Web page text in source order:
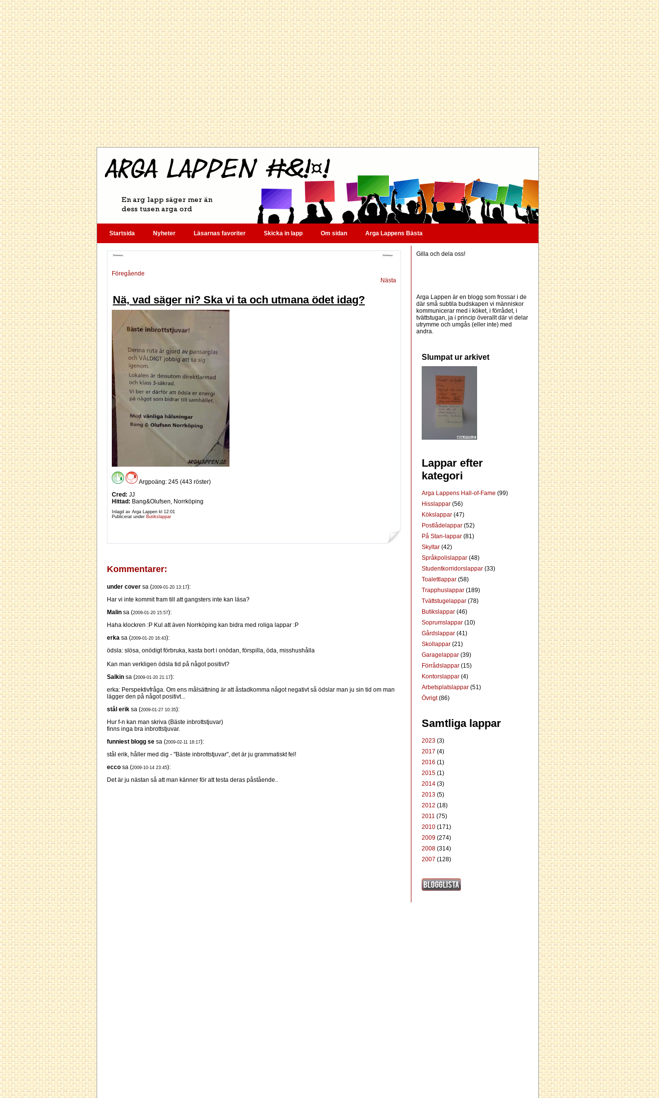
Startsida Nyheter Läsarnas favoriter Skicka in lapp Om sidan Arga Lappens Bästa
Föregående
Nästa
Nä, vad säger ni? Ska vi ta och utmana ödet idag?
Argpoäng: 245 (443 röster)
Cred: JJ
Hittad: Bang&Olufsen, Norrköping
Inlagd av Arga Lappen kl 12:01
Publicerat under Butikslappar
Kommentarer:
under cover sa (2009-01-20 13:17):
Har vi inte kommit fram till att gangsters inte kan läsa?
Malin sa (2009-01-20 15:57):
Haha klockren :P Kul att även Norrköping kan bidra med roliga lappar :P
erka sa (2009-01-20 16:43):
ödsla: slösa, onödigt förbruka, kasta bort i onödan, förspilla, öda, misshushålla
Kan man verkligen ödsla tid på något positivt?
Salkin sa (2009-01-20 21:17):
erka: Perspektivfråga. Om ens målsättning är att åstadkomma något negativt så ödslar man ju sin tid om man
lägger den på något positivt...
stål erik sa (2009-01-27 10:35):
Hur f-n kan man skriva (Bäste inbrottstjuvar)
finns inga bra inbrottstjuvar.
funniest blogg se sa (2009-02-11 18:17):
stål erik, håller med dig - "Bäste inbrottstjuvar", det är ju grammatiskt fel!
ecco sa (2009-10-14 23:45):
Det är ju nästan så att man känner för att testa deras påstående..
Gilla och dela oss!
Arga Lappen är en blogg som frossar i de
där små subtila budskapen vi människor
kommunicerar med i köket, i förrådet, i
tvättstugan, ja i princip överallt där vi delar
utrymme och umgås (eller inte) med
andra.
Slumpat ur arkivet
Lappar efter
kategori
Arga Lappens Hall-of-Fame (99)
Hisslappar (56)
Kökslappar (47)
Postlådelappar (52)
På Stan-lappar (81)
Skyltar (42)
Språkpolislappar (48)
Studentkorridorslappar (33)
Toalettlappar (58)
Trapphuslappar (189)
Tvättstugelappar (78)
Butikslappar (46)
Soprumslappar (10)
Gårdslappar (41)
Skollappar (21)
Garagelappar (39)
Förrådslappar (15)
Kontorslappar (4)
Arbetsplatslappar (51)
Övrigt(86)
Samtliga lappar
2023 (3)
2017 (4)
2016 (1)
2015 (1)
2014 (3)
2013 (5)
2012 (18)
2011 (75)
2010 (171)
2009 (274)
2008 (314)
2007 (128)